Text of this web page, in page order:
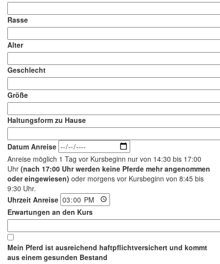
Rasse
Alter
Geschlecht
Größe
Haltungsform zu Hause
Datum Anreise
Anreise möglich 1 Tag vor Kursbeginn nur von 14:30 bis 17:00
Uhr (nach 17:00 Uhr werden keine Pferde mehr angenommen
oder eingewiesen) oder morgens vor Kursbeginn von 8:45 bis
9:30 Uhr.
Uhrzeit Anreise
Erwartungen an den Kurs
Mein Pferd ist ausreichend haftpflichtversichert und kommt
aus einem gesunden Bestand